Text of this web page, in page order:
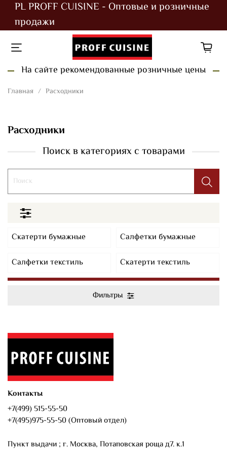
PL PROFF CUISINE - Оптовые и розничные
продажи
На сайте рекомендованные розничные цены
Главная Расходники
Расходники
Поиск в категориях с товарами
Скатерти бумажные
Салфетки бумажные
Салфетки текстиль
Скатерти текстиль
Фильтры
Контакты
+7(499) 515-55-50
+7(495)975-55-50 (Оптовый отдел)
Пункт выдачи ; г. Москва, Потаповская роща д7. к.1